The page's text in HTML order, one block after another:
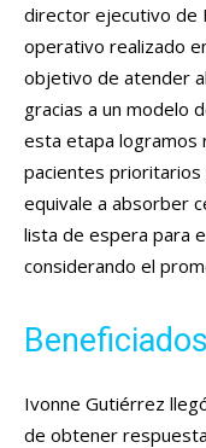
director ejecutivo de
operativo realizado
objetivo de atender
gracias a un modelo
esta etapa logramos
pacientes
equivale a absorber
lista de espera para
considerando el
Beneficiados
Ivonne Gutiérrez
de obtener